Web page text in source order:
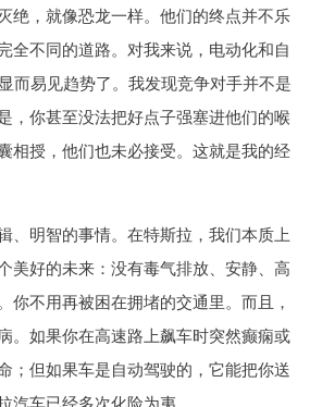
绝，就像恐龙一样。他们的终点并不乐
全不同的道路。对我来说，电动化和自
而易见趋势了。我发现竞争对手并不是
，你甚至没法把好点子强塞进他们的喉
相授，他们也未必接受。这就是我的经
、明智的事情。在特斯拉，我们本质上
美好的未来：没有毒气排放、安静、高
你不用再被困在拥堵的交通里。而且，
。如果你在高速路上飙车时突然癫痫或
；但如果车是自动驾驶的，它能把你送